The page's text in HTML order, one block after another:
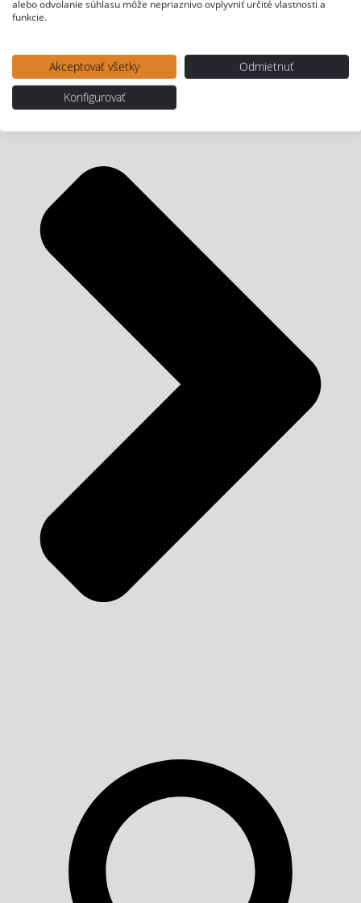
alebo odvolanie súhlasu môže nepriaznivo ovplyvniť určité vlastnosti a
funkcie.
Akceptovať všetky
Odmietnuť
Konfigurovať